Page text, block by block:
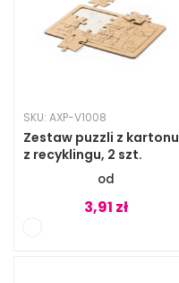
SKU: AXP-V1008
Zestaw puzzli z kartonu
z recyklingu, 2 szt.
3,91 zł